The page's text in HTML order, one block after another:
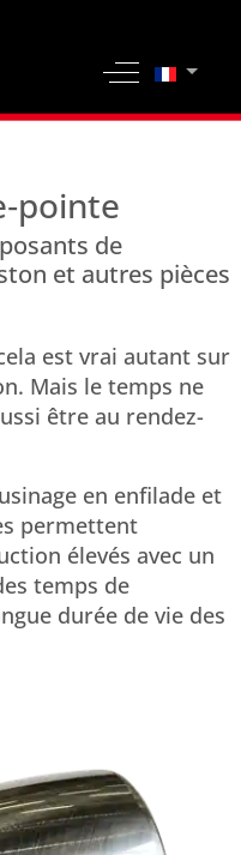
Off-Canvas
de
et autres pièces
est vrai autant sur
Mais le temps ne
être au rendez-
en enfilade et
permettent
élevés avec un
temps de
durée de vie des